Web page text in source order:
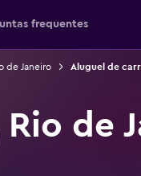
frequentes
de Janeiro Aluguel de
de